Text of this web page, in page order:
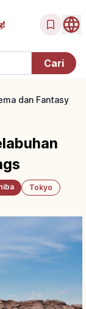
dan Fantasy
Tokyo